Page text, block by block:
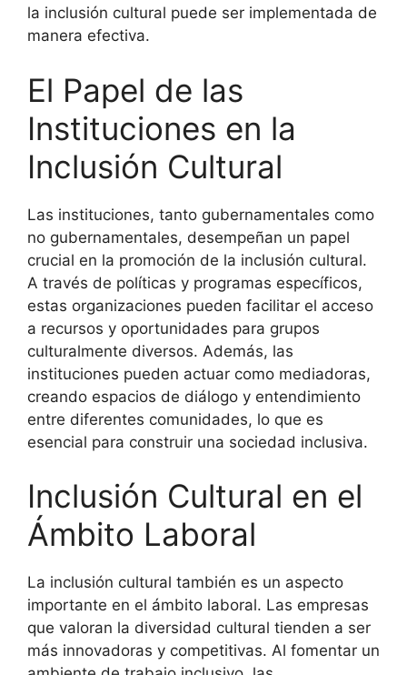
la inclusión cultural puede ser implementada de
manera efectiva.
El Papel de las
Instituciones en la
Inclusión Cultural
Las instituciones, tanto gubernamentales como
no gubernamentales, desempeñan un papel
crucial en la promoción de la inclusión cultural.
A través de políticas y programas específicos,
estas organizaciones pueden facilitar el acceso
a recursos y oportunidades para grupos
culturalmente diversos. Además, las
instituciones pueden actuar como mediadoras,
creando espacios de diálogo y entendimiento
entre diferentes comunidades, lo que es
esencial para construir una sociedad inclusiva.
Inclusión Cultural en el
Ámbito Laboral
La inclusión cultural también es un aspecto
importante en el ámbito laboral. Las empresas
que valoran la diversidad cultural tienden a ser
más innovadoras y competitivas. Al fomentar un